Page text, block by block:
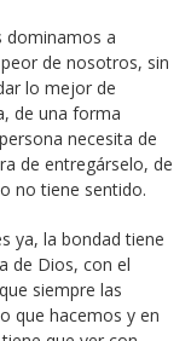
dominamos a
de nosotros, sin
lo mejor de
de una forma
necesita de
de entregárselo, de
no tiene sentido.
ya, la bondad tiene
de Dios, con el
siempre las
que hacemos y en